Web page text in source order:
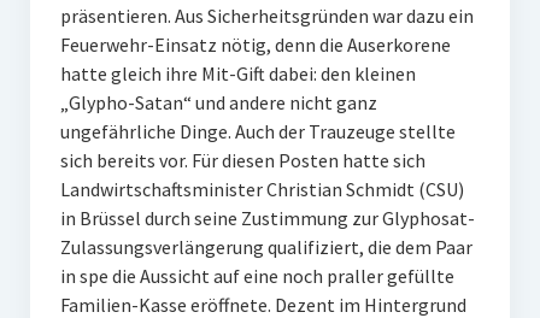
präsentieren. Aus Sicherheitsgründen war dazu ein
Feuerwehr-Einsatz nötig, denn die Auserkorene
hatte gleich ihre Mit-Gift dabei: den kleinen
„Glypho-Satan“ und andere nicht ganz
ungefährliche Dinge. Auch der Trauzeuge stellte
sich bereits vor. Für diesen Posten hatte sich
Landwirtschaftsminister Christian Schmidt (CSU)
in Brüssel durch seine Zustimmung zur Glyphosat-
Zulassungsverlängerung qualifiziert, die dem Paar
in spe die Aussicht auf eine noch praller gefüllte
Familien-Kasse eröffnete. Dezent im Hintergrund